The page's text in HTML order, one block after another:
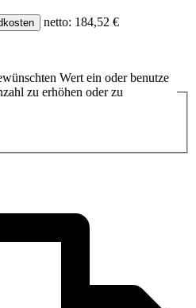
netto: 184,52 €
Wert ein oder benutze
zu erhöhen oder zu